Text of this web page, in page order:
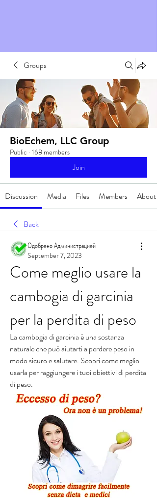
Groups
BioEchem, LLC Group
Public · 168 members
Join
Discussion Media Files Members About
Back
Одобрено Администрацией
September 7, 2023
Come meglio usare la
cambogia di garcinia
per la perdita di peso
La cambogia di garcinia è una sostanza
naturale che può aiutarti a perdere peso in
modo sicuro e salutare. Scopri come meglio
usarla per raggiungere i tuoi obiettivi di perdita
di peso.